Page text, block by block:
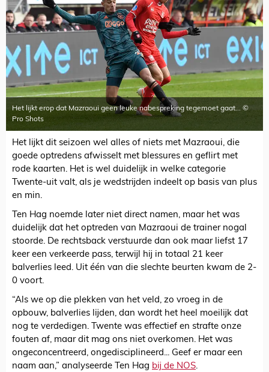
Het lijkt erop dat Mazraoui geen leuke nabespreking tegemoet gaat... ©
Pro Shots
Het lijkt dit seizoen wel alles of niets met Mazraoui, die
goede optredens afwisselt met blessures en geflirt met
rode kaarten. Het is wel duidelijk in welke categorie
Twente-uit valt, als je wedstrijden indeelt op basis van plus
en min.
Ten Hag noemde later niet direct namen, maar het was
duidelijk dat het optreden van Mazraoui de trainer nogal
stoorde. De rechtsback verstuurde dan ook maar liefst 17
keer een verkeerde pass, terwijl hij in totaal 21 keer
balverlies leed. Uit één van die slechte beurten kwam de 2-
0 voort.
“Als we op die plekken van het veld, zo vroeg in de
opbouw, balverlies lijden, dan wordt het heel moeilijk dat
nog te verdedigen. Twente was effectief en strafte onze
fouten af, maar dit mag ons niet overkomen. Het was
ongeconcentreerd, ongedisciplineerd... Geef er maar een
naam aan,” analyseerde Ten Hag bij de NOS.